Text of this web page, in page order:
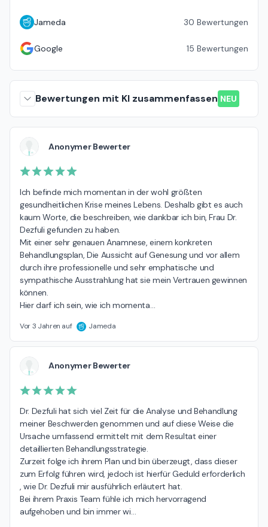
Jameda 30 Bewertungen
Google 15 Bewertungen
Bewertungen mit KI zusammenfassen NEU
Anonymer Bewerter
Ich befinde mich momentan in der wohl größten
gesundheitlichen Krise meines Lebens. Deshalb gibt es auch
kaum Worte, die beschreiben, wie dankbar ich bin, Frau Dr.
Dezfuli gefunden zu haben.
Mit einer sehr genauen Anamnese, einem konkreten
Behandlungsplan, Die Aussicht auf Genesung und vor allem
durch ihre professionelle und sehr emphatische und
sympathische Ausstrahlung hat sie mein Vertrauen gewinnen
können.
Hier darf ich sein, wie ich momenta
Vor 3 Jahren auf Jameda
Anonymer Bewerter
Dr. Dezfuli hat sich viel Zeit für die Analyse und Behandlung
meiner Beschwerden genommen und auf diese Weise die
Ursache umfassend ermittelt mit dem Resultat einer
detaillierten Behandlungsstrategie.
Zurzeit folge ich ihrem Plan und bin überzeugt, dass dieser
zum Erfolg führen wird, jedoch ist hierfür Geduld erforderlich
, wie Dr. Dezfuli mir ausführlich erläutert hat.
Bei ihrem Praxis Team fühle ich mich hervorragend
aufgehoben und bin immer wi…